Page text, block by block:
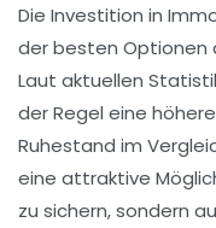
Die Investition in
der besten Optionen
Laut aktuellen
der Regel eine
Ruhestand im
eine attraktive
zu sichern, sondern